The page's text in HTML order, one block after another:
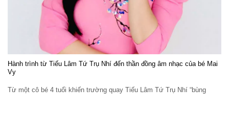
Hành trình từ Tiếu Lâm Tứ Trụ Nhí đến thần đồng âm nhạc của bé Mai
Vy
Từ một cô bé 4 tuổi khiến trường quay Tiếu Lâm Tứ Trụ Nhí “bùng